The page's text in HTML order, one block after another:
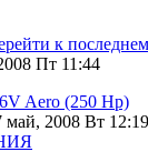
к
Пт 11:44
Aero (250 Hp)
май, 2008 Вт